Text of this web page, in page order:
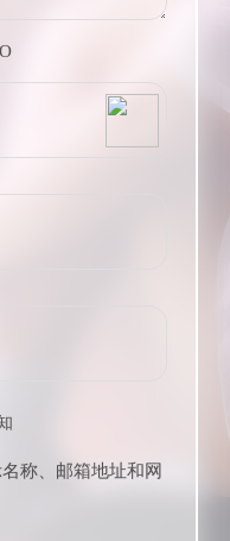
Tieba
称、邮箱地址和网